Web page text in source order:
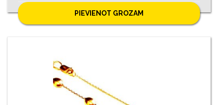
PIEVIENOT GROZAM